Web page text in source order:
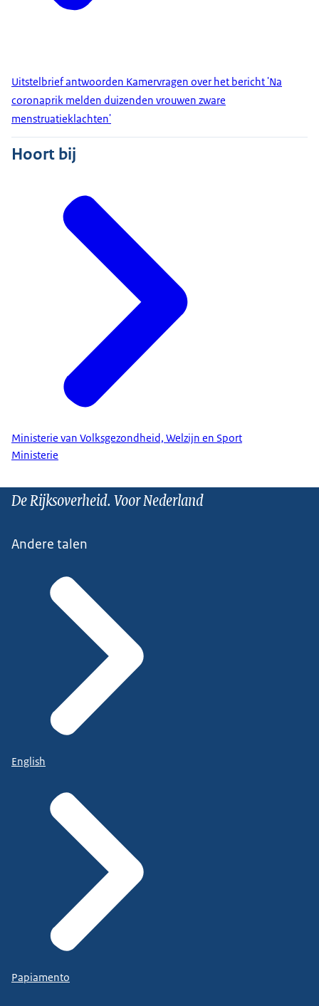
Uitstelbrief antwoorden Kamervragen over het bericht 'Na
coronaprik melden duizenden vrouwen zware
menstruatieklachten'
Hoort bij
Ministerie van Volksgezondheid, Welzijn en Sport
Ministerie
De Rijksoverheid. Voor Nederland
Andere talen
English
Papiamento